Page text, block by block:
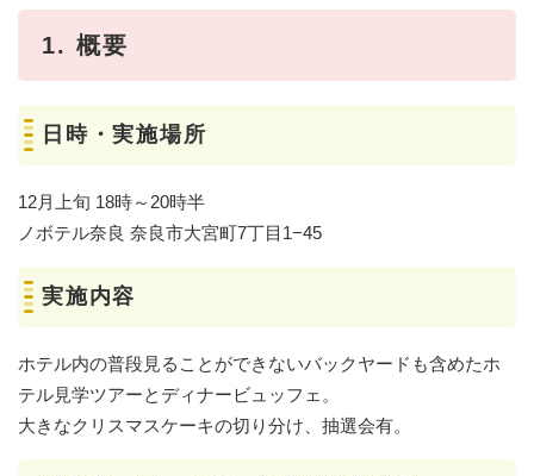
1. 概要
日時・実施場所
12月上旬 18時～20時半
ノボテル奈良 奈良市大宮町7丁目1−45​
実施内容
ホテル内の普段見ることができないバックヤードも含めたホ
テル見学ツアーとディナービュッフェ。
大きなクリスマスケーキの切り分け、抽選会有。